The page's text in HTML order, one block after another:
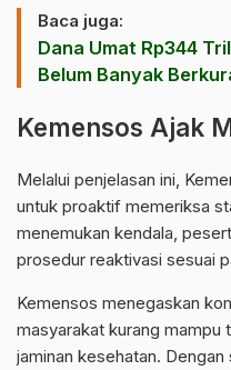
Baca juga:
Dana Umat Rp344
Belum Banyak
Kemensos Ajak
Melalui penjelasan ini,
untuk proaktif memeriksa
menemukan kendala,
prosedur reaktivasi sesuai
Kemensos menegaskan
masyarakat kurang mampu
jaminan kesehatan.